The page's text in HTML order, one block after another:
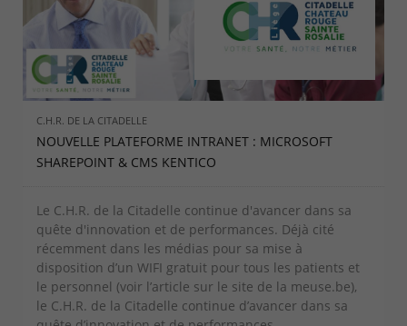
C.H.R. DE LA CITADELLE
NOUVELLE PLATEFORME INTRANET : MICROSOFT
SHAREPOINT & CMS KENTICO
Le C.H.R. de la Citadelle continue d'avancer dans sa
quête d'innovation et de performances. Déjà cité
récemment dans les médias pour sa mise à
disposition d’un WIFI gratuit pour tous les patients et
le personnel (voir l’article sur le site de la meuse.be),
le C.H.R. de la Citadelle continue d’avancer dans sa